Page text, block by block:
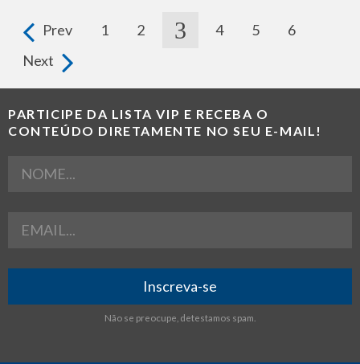
Pages Prev 1 2 3 4 5
6
Next
PARTICIPE DA LISTA VIP E RECEBA O
CONTEÚDO DIRETAMENTE NO SEU E-MAIL!
Não se preocupe, detestamos spam.